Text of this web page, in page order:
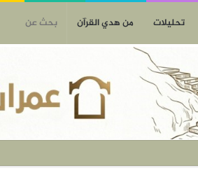
تحليلات من هدي القرآن